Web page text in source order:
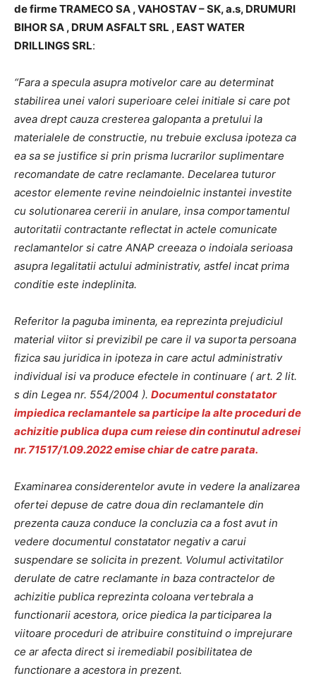
de firme TRAMECO SA , VAHOSTAV – SK, a.s, DRUMURI
BIHOR SA , DRUM ASFALT SRL , EAST WATER
DRILLINGS SRL:
“Fara a specula asupra motivelor care au determinat
stabilirea unei valori superioare celei initiale si care pot
avea drept cauza cresterea galopanta a pretului la
materialele de constructie, nu trebuie exclusa ipoteza ca
ea sa se justifice si prin prisma lucrarilor suplimentare
recomandate de catre reclamante. Decelarea tuturor
acestor elemente revine neindoielnic instantei investite
cu solutionarea cererii in anulare, insa comportamentul
autoritatii contractante reflectat in actele comunicate
reclamantelor si catre ANAP creeaza o indoiala serioasa
asupra legalitatii actului administrativ, astfel incat prima
conditie este indeplinita.
Referitor la paguba iminenta, ea reprezinta prejudiciul
material viitor si previzibil pe care il va suporta persoana
fizica sau juridica in ipoteza in care actul administrativ
individual isi va produce efectele in continuare ( art. 2 lit.
s din Legea nr. 554/2004 ). Documentul constatator
impiedica reclamantele sa participe la alte proceduri de
achizitie publica dupa cum reiese din continutul adresei
nr. 71517/1.09.2022 emise chiar de catre parata.
Examinarea considerentelor avute in vedere la analizarea
ofertei depuse de catre doua din reclamantele din
prezenta cauza conduce la concluzia ca a fost avut in
vedere documentul constatator negativ a carui
suspendare se solicita in prezent. Volumul activitatilor
derulate de catre reclamante in baza contractelor de
achizitie publica reprezinta coloana vertebrala a
functionarii acestora, orice piedica la participarea la
viitoare proceduri de atribuire constituind o imprejurare
ce ar afecta direct si iremediabil posibilitatea de
functionare a acestora in prezent.